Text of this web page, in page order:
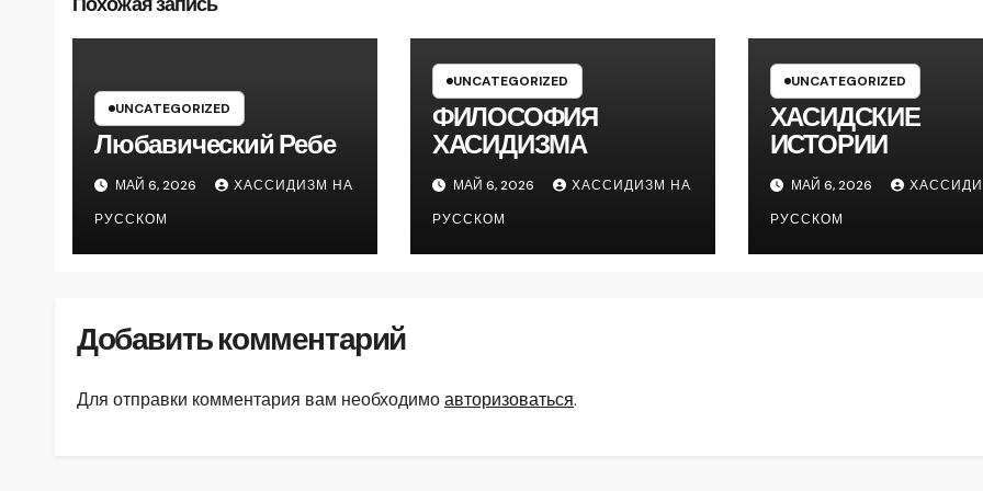
UNCATEGORIZED
Любавический Ребе
МАЙ 6, 2026
ХАССИДИЗМ НА
РУССКОМ
UNCATEGORIZED
ФИЛОСОФИЯ
ХАСИДИЗМА
МАЙ 6, 2026
ХАССИДИЗМ НА
РУССКОМ
UNCATEGORIZED
ХАСИДСКИЕ
ИСТОРИИ
МАЙ 6, 2026
РУССКОМ
Добавить комментарий
Для отправки комментария вам необходимоавторизоваться.